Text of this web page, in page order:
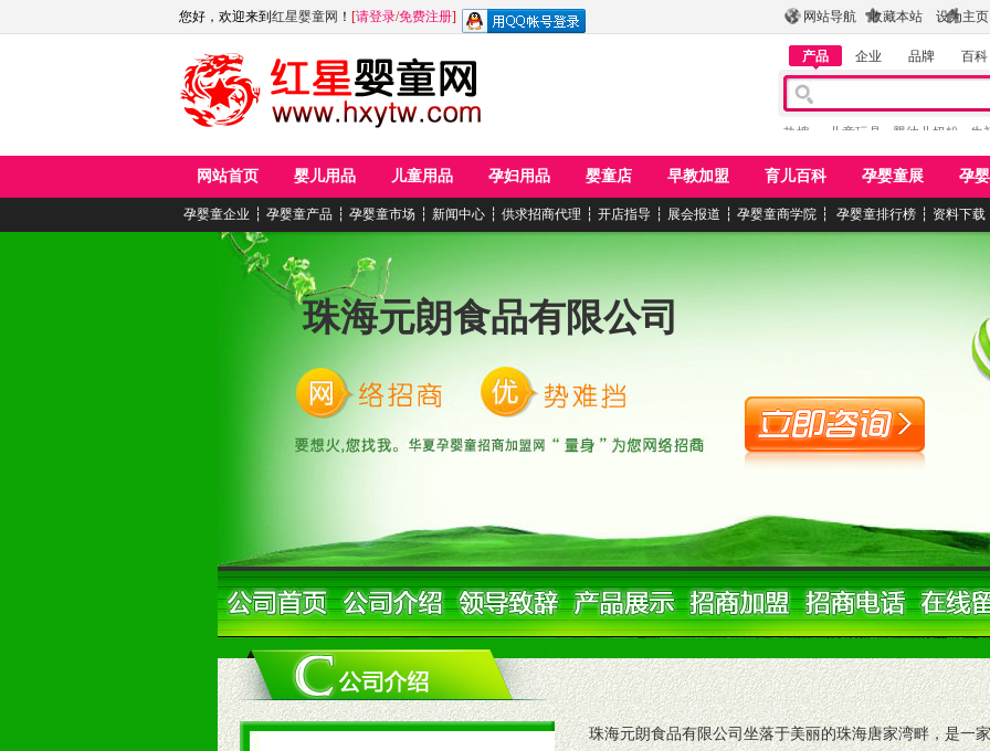
网站导航 收藏本站 设为主页
您好，欢迎来到 红星婴童网 ！ [请登录/免费注册]
产品 企业 品牌 百科
热搜： 儿童玩具 婴幼儿奶粉 牛
网站首页 婴儿用品 儿童用品 孕妇用品 婴童店 早教加盟 育儿百科 孕婴童展 孕
孕婴童企业 ┆ 孕婴童产品 ┆ 孕婴童市场 ┆ 新闻中心 ┆ 供求招商代理 ┆ 开店指导 ┆ 展会报道 ┆ 孕婴童商学院 ┆ 孕婴童排行榜 ┆ 资料下载
珠海元朗食品有限公司
珠海元朗食品有限公司坐落于美丽的珠海唐家湾畔，是一